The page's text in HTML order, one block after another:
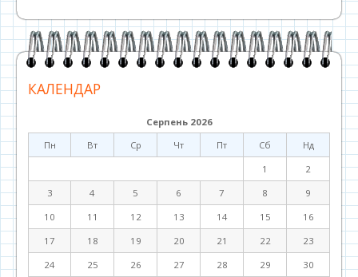
КАЛЕНДАР
Серпень 2026
Пн
Вт Ср Чт Пт Сб
Нд
1
2
3
4 5 6 7 8
9
10
11 12 13 14 15
16
17
18 19 20 21 22
23
24
25 26 27 28 29
30